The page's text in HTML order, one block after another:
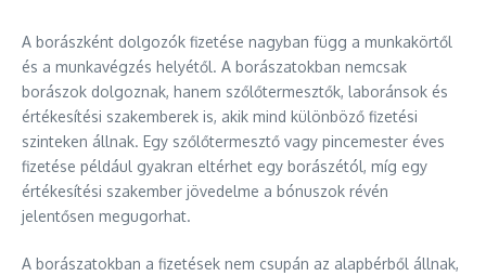
A borászként dolgozók fizetése nagyban függ a munkakörtől
és a munkavégzés helyétől. A borászatokban nemcsak
borászok dolgoznak, hanem szőlőtermesztők, laboránsok és
értékesítési szakemberek is, akik mind különböző fizetési
szinteken állnak. Egy szőlőtermesztő vagy pincemester éves
fizetése például gyakran eltérhet egy borászétól, míg egy
értékesítési szakember jövedelme a bónuszok révén
jelentősen megugorhat.
A borászatokban a fizetések nem csupán az alapbérből állnak,